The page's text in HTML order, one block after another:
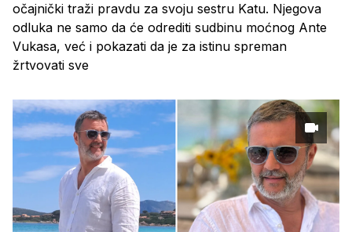
očajnički traži pravdu za svoju sestru Katu. Njegova
odluka ne samo da će odrediti sudbinu moćnog Ante
Vukasa, već i pokazati da je za istinu spreman
žrtvovati sve